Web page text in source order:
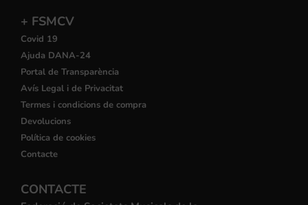
+ FSMCV
Covid 19
Ajuda DANA-24
Portal de Transparència
Avís Legal i de Privacitat
Termes i condicions de compra
Devolucions
Política de cookies
Contacte
CONTACTE